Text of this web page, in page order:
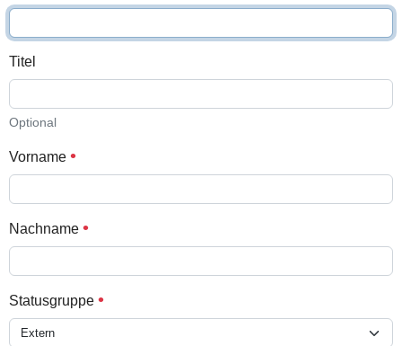
Titel
Optional
Vorname
Nachname
Statusgruppe